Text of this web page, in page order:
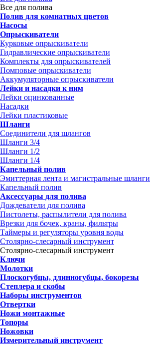
Все для полива
Полив для комнатных цветов
Насосы
Опрыскиватели
Курковые опрыскиватели
Гидравлические опрыскиватели
Комплекты для опрыскивателей
Помповые опрыскиватели
Аккумуляторные опрыскиватели
Лейки и насадки к ним
Лейки оцинкованные
Насадки
Лейки пластиковые
Шланги
Соединители для шлангов
Шланги 3/4
Шланги 1/2
Шланги 1/4
Капельный полив
Эмиттерная лента и магистральные шланги
Капельный полив
Аксессуары для полива
Дождеватели для полива
Пистолеты, распылители для полива
Врезки для бочек, краны, фильтры
Таймеры и регуляторы уровня воды
Столярно-слесарный инструмент
Столярно-слесарный инструмент
Ключи
Молотки
Плоскогубцы, длинногубцы, бокорезы
Степлера и скобы
Наборы инструментов
Отвертки
Ножи монтажные
Топоры
Ножовки
Измерительный инструмент